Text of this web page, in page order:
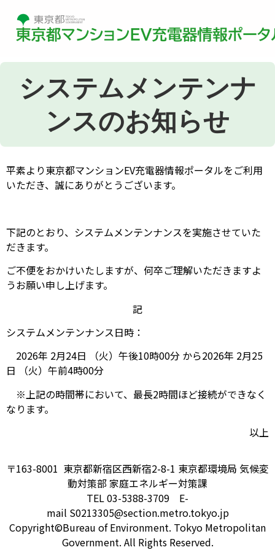
システムメンテンナ
ンスのお知らせ
平素より東京都マンションEV充電器情報ポータルをご利用
いただき、誠にありがとうございます。
下記のとおり、システムメンテンナンスを実施させていた
だきます。
ご不便をおかけいたしますが、何卒ご理解いただきますよ
うお願い申し上げます。
記
システムメンテンナンス日時：
2026年 2月24日 （火）午後10時00分 から2026年 2月25
日 （火）午前4時00分
※上記の時間帯において、最長2時間ほど接続ができなく
なります。
以上
〒163-8001 東京都新宿区西新宿2-8-1 東京都環境局 気候変
動対策部 家庭エネルギー対策課
TEL 03-5388-3709 E-
mail S0213305@section.metro.tokyo.jp
Copyright©Bureau of Environment. Tokyo Metropolitan
Government. All Rights Reserved.